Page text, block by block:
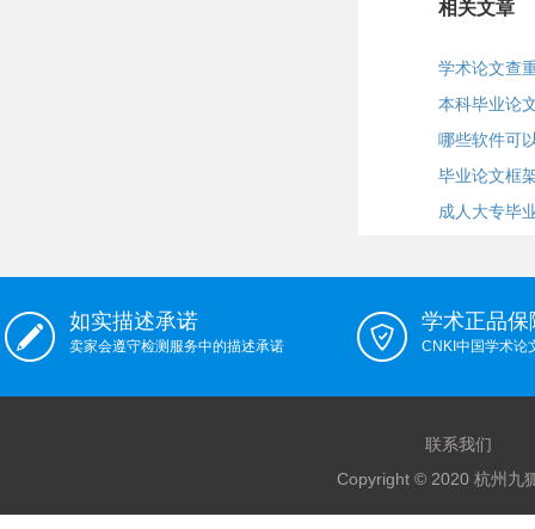
相关文章
学术论文查
本科毕业论
哪些软件可
毕业论文框
成人大专毕
如实描述承诺
卖家会遵守检测服务中的描述承诺
学术正品保
CNKI中国学术论
联系我们
Copyright © 2020 杭州九